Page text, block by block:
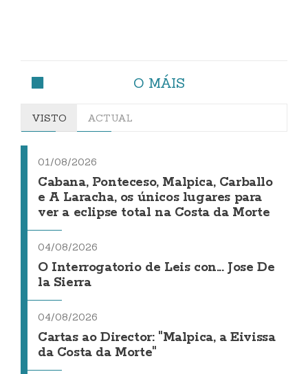
O MÁIS
VISTO ACTUAL
01/08/2026
Cabana, Ponteceso, Malpica, Carballo
e A Laracha, os únicos lugares para
ver a eclipse total na Costa da Morte
04/08/2026
O Interrogatorio de Leis con... Jose De
la Sierra
04/08/2026
Cartas ao Director: "Malpica, a Eivissa
da Costa da Morte"